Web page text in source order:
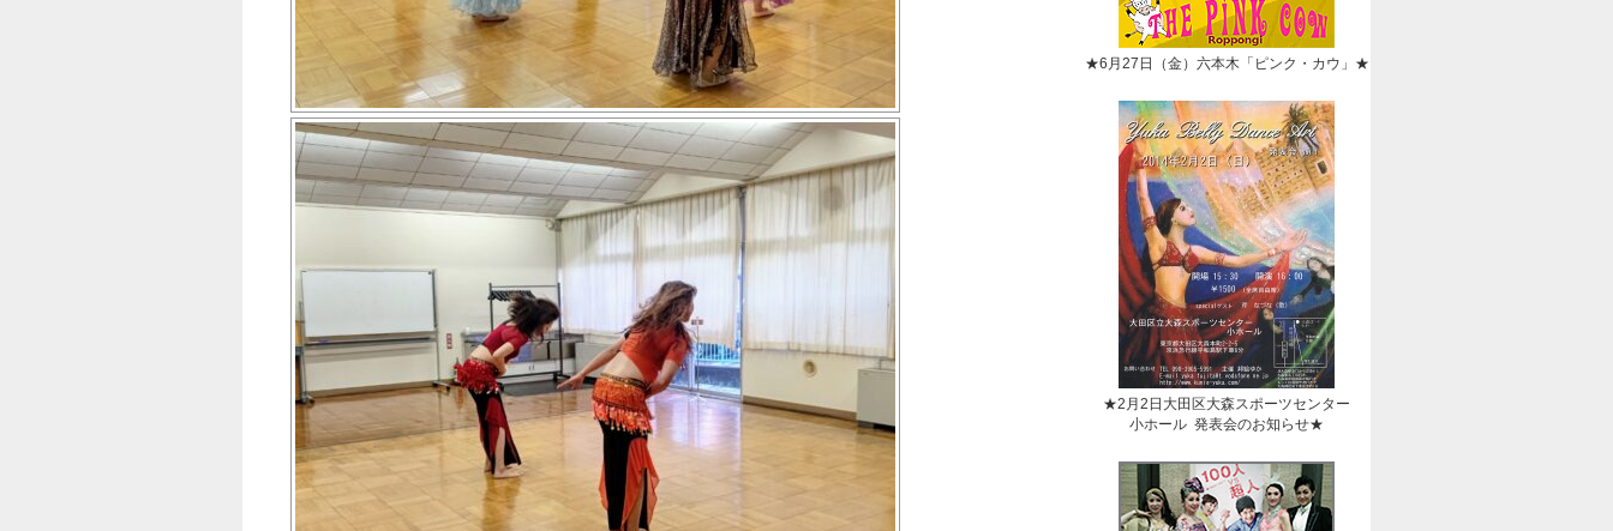
★6月27日（金）六本木「ピンク・カウ」★
★2月2日大田区大森スポーツセンター
小ホール 発表会のお知らせ★